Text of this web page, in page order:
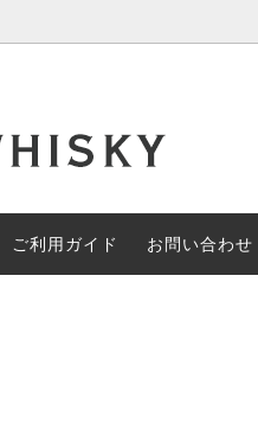
スペシャルセットメニュー
ご利用ガイド お問い合わせ